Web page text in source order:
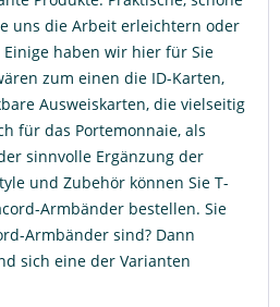
uns die Arbeit erleichtern oder
haben wir hier für Sie
zum einen die ID-Karten,
Ausweiskarten, die vielseitig
für das Portemonnaie, als
sinnvolle Ergänzung der
und Zubehör können Sie T-
Armbänder bestellen. Sie
Armbänder sind? Dann
sich eine der Varianten